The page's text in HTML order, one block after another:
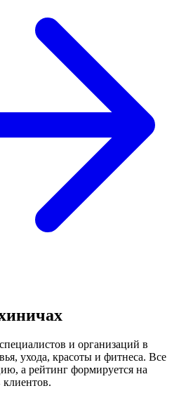
и организаций в
ухода, красоты и фитнеса. Все
а рейтинг формируется на
клиентов.